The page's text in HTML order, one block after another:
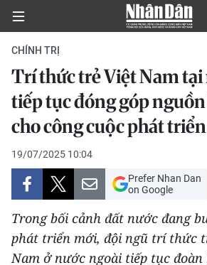
CHÍNH TRỊ
KINH TẾ
VĂN HÓA
XÃ HỘI
PHÁP LUẬT
CHÍNH TRỊ
Trí thức trẻ Việt Nam
tiếp tục đóng góp
cho công cuộc phát
19/07/2025 10:04
Prefer Nhan Dan
on Google
Trong bối cảnh đất nước đang
phát triển mới, đội ngũ trí thức
Nam ở nước ngoài tiếp tục